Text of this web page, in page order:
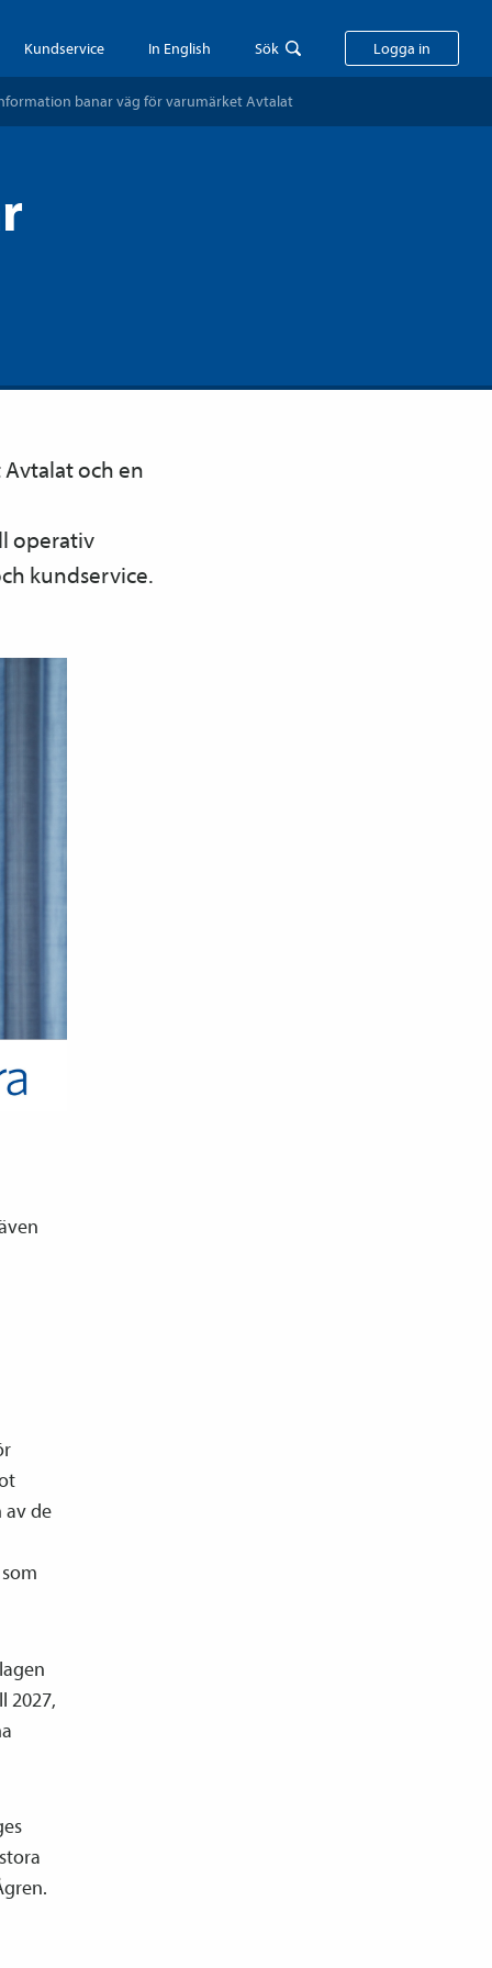
Kundservice In English Sök Logga in
banar väg för varumärket Avtalat
Avtalat och en
operativ
kundservice.
av de
2027,